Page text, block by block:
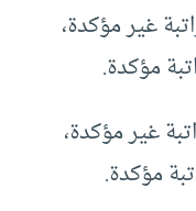
غير مؤكدة،
مؤكدة.
غير مؤكدة،
مؤكدة.